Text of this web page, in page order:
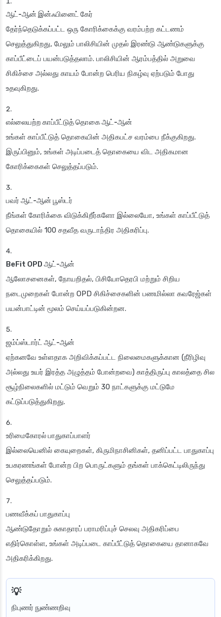
ஆட்-ஆன் இன்ஃபினைட் கேர்
தேர்ந்தெடுக்கப்பட்ட ஒரு கோரிக்கைக்கு வரம்பற்ற கட்டணம்
செலுத்துகிறது, மேலும் பாலிசியின் முதல் இரண்டு ஆண்டுகளுக்கு
காப்பீட்டைப் பயன்படுத்தலாம். பாலிசியின் ஆரம்பத்தில் அறுவை
சிகிச்சை அல்லது காயம் போன்ற பெரிய நிகழ்வு ஏற்படும் போது
உதவுகிறது.
எல்லையற்ற காப்பீட்டுத் தொகை ஆட்-ஆன்
உங்கள் காப்பீட்டுத் தொகையின் அதிகபட்ச வரம்பை நீக்குகிறது.
இருப்பினும், உங்கள் அடிப்படைத் தொகையை விட அதிகமான
கோரிக்கைகள் செலுத்தப்படும்.
பவர் ஆட்-ஆன் பூஸ்டர்
நீங்கள் கோரிக்கை விடுக்கிறீர்களோ இல்லையோ, உங்கள் காப்பீட்டுத்
தொகையில் 100 சதவீத வருடாந்திர அதிகரிப்பு.
BeFit OPD ஆட்-ஆன்
ஆலோசனைகள், நோயறிதல், பிசியோதெரபி மற்றும் சிறிய
நடைமுறைகள் போன்ற OPD சிகிச்சைகளின் பணமில்லா கவரேஜ்கள்
பயன்பாட்டின் மூலம் செய்யப்படுகின்றன.
ஜம்ப்ஸ்டார்ட் ஆட்-ஆன்
ஏற்கனவே உள்ளதாக அறிவிக்கப்பட்ட நிலைமைகளுக்கான (நீரிழிவு
அல்லது உயர் இரத்த அழுத்தம் போன்றவை) காத்திருப்பு காலத்தை சில
சூழ்நிலைகளில் மட்டும் வெறும் 30 நாட்களுக்கு மட்டுமே
கட்டுப்படுத்துகிறது.
உரிமைகோரல் பாதுகாப்பாளர்
இல்லையெனில் கையுறைகள், கிருமிநாசினிகள், தனிப்பட்ட பாதுகாப்பு
உபகரணங்கள் போன்ற பிற பொருட்களும் தங்கள் பாக்கெட்டிலிருந்து
செலுத்தப்படும்.
பணவீக்கப் பாதுகாப்பு
ஆண்டுதோறும் சுகாதாரப் பராமரிப்புச் செலவு அதிகரிப்பை
எதிர்கொள்ள, உங்கள் அடிப்படை காப்பீட்டுத் தொகையை தானாகவே
அதிகரிக்கிறது.
நிபுணர் நுண்ணறிவு